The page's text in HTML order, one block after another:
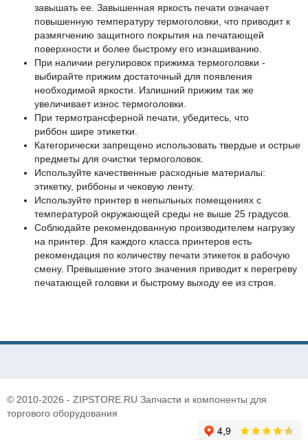
завышать ее. Завышенная яркость печати означает
повышенную температуру термоголовки, что приводит к
размягчению защитного покрытия на печатающей
поверхности и более быстрому его изнашиванию.
При наличии регулировок прижима термоголовки -
выбирайте прижим достаточный для появления
необходимой яркости. Излишний прижим так же
увеличивает износ термоголовки.
При термотрансферной печати, убедитесь, что
риббон шире этикетки.
Категорически запрещено использовать твердые и острые
предметы для очистки термоголовок.
Используйте качественные расходные материалы:
этикетку, риббоны и чековую ленту.
Используйте принтер в непыльных помещениях с
температурой окружающей среды не выше 25 градусов.
Соблюдайте рекомендованную производителем нагрузку
на принтер. Для каждого класса принтеров есть
рекомендация по количеству печати этикеток в рабочую
смену. Превышение этого значения приводит к перегреву
печатающей головки и быстрому выходу ее из строя.
© 2010-2026 - ZIPSTORE.RU Запчасти и компоненты для
торгового оборудования